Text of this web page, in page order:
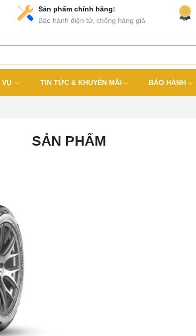
Sản phẩm chính hãng:
Bảo hành điện tử, chống hàng giả
VỤ TIN TỨC & KHUYẾN MÃI BẢO HÀNH
SẢN PHẨM